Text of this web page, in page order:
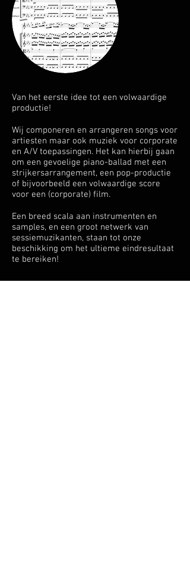
Van het eerste idee tot een volwaardige
productie!
Wij componeren en arrangeren songs voor
artiesten maar ook muziek voor corporate
en A/V toepassingen. Het kan hierbij gaan
om een gevoelige piano-ballad met een
strijkersarrangement, een pop-productie
of bijvoorbeeld een volwaardige score
voor een (corporate) film.
Een breed scala aan instrumenten en
samples, en een groot netwerk van
sessiemuzikanten, staan tot onze
beschikking om het ultieme eindresultaat
te bereiken!